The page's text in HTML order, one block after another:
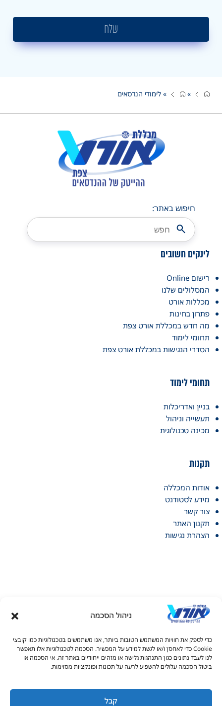
ניהול הסכמה
כדי לספק את חוויות המשתמש הטובות ביותר, אנו משתמשים בטכנולוגיות כמו קובצי
Cookie כדי לאחסן ו/או לגשת למידע על המכשיר. הסכמה לטכנולוגיות אלו תאפשר
לנו לעבד נתונים כגון התנהגות גלישה או מזהים ייחודיים באתר זה. אי הסכמה או
ביטול הסכמה עלולים להשפיע לרעה על תכונות ופונקציות מסוימות.
קבל
שלח
»
» לימודי הנדסאים
חיפוש באתר:
לינקים חשובים
רישום Online
המסלולים שלנו
מכללות אורט
פתרון בחינות
מה חדש במכללת אורט צפת
תחומי לימוד
הסדרי הנגישות במכללת אורט צפת
תחומי לימוד
בניין ואדריכלות
תעשייה וניהול
מכינה טכנולוגית
תקנות
אודות המכללה
מידע לסטודנט
צור קשר
תקנון האתר
הצהרת נגישות
© כל הזכויות שמורות למכללות אורט 2026
litale@admin.ort.org.il
04-6927740
טקסט
טקסט